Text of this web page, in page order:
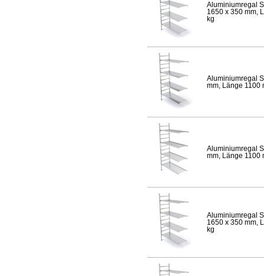
Aluminiumregal
1650 x 350 mm,
kg
Aluminiumregal
mm, Länge 1100
Aluminiumregal
mm, Länge 1100
Aluminiumregal
1650 x 350 mm,
kg